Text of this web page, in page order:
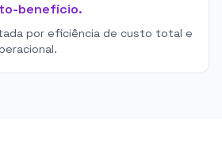
benefício.
por eficiência de custo total e